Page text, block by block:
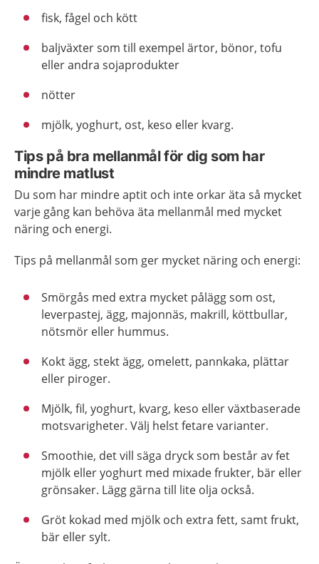
fisk, fågel och kött
baljväxter som till exempel ärtor, bönor, tofu
eller andra sojaprodukter
nötter
mjölk, yoghurt, ost, keso eller kvarg.
Tips på bra mellanmål för dig som har
mindre matlust
Du som har mindre aptit och inte orkar äta så mycket
varje gång kan behöva äta mellanmål med mycket
näring och energi.
Tips på mellanmål som ger mycket näring och energi:
Smörgås med extra mycket pålägg som ost,
leverpastej, ägg, majonnäs, makrill, köttbullar,
nötsmör eller hummus.
Kokt ägg, stekt ägg, omelett, pannkaka, plättar
eller piroger.
Mjölk, fil, yoghurt, kvarg, keso eller växtbaserade
motsvarigheter. Välj helst fetare varianter.
Smoothie, det vill säga dryck som består av fet
mjölk eller yoghurt med mixade frukter, bär eller
grönsaker. Lägg gärna till lite olja också.
Gröt kokad med mjölk och extra fett, samt frukt,
bär eller sylt.